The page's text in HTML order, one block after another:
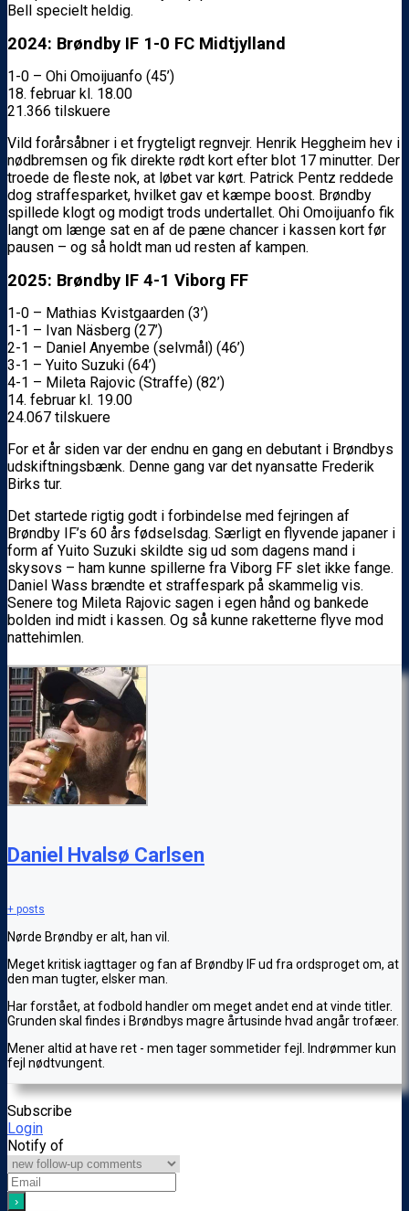
Bell specielt heldig.
2024: Brøndby IF 1-0 FC Midtjylland
1-0 – Ohi Omoijuanfo (45’)
18. februar kl. 18.00
21.366 tilskuere
Vild forårsåbner i et frygteligt regnvejr. Henrik Heggheim hev i
nødbremsen og fik direkte rødt kort efter blot 17 minutter. Der
troede de fleste nok, at løbet var kørt. Patrick Pentz reddede
dog straffesparket, hvilket gav et kæmpe boost. Brøndby
spillede klogt og modigt trods undertallet. Ohi Omoijuanfo fik
langt om længe sat en af de pæne chancer i kassen kort før
pausen – og så holdt man ud resten af kampen.
2025: Brøndby IF 4-1 Viborg FF
1-0 – Mathias Kvistgaarden (3’)
1-1 – Ivan Näsberg (27’)
2-1 – Daniel Anyembe (selvmål) (46’)
3-1 – Yuito Suzuki (64’)
4-1 – Mileta Rajovic (Straffe) (82’)
14. februar kl. 19.00
24.067 tilskuere
For et år siden var der endnu en gang en debutant i Brøndbys
udskiftningsbænk. Denne gang var det nyansatte Frederik
Birks tur.
Det startede rigtig godt i forbindelse med fejringen af
Brøndby IF’s 60 års fødselsdag. Særligt en flyvende japaner i
form af Yuito Suzuki skildte sig ud som dagens mand i
skysovs – ham kunne spillerne fra Viborg FF slet ikke fange.
Daniel Wass brændte et straffespark på skammelig vis.
Senere tog Mileta Rajovic sagen i egen hånd og bankede
bolden ind midt i kassen. Og så kunne raketterne flyve mod
nattehimlen.
Daniel Hvalsø Carlsen
+ posts
Nørde Brøndby er alt, han vil.
Meget kritisk iagttager og fan af Brøndby IF ud fra ordsproget om, at
den man tugter, elsker man.
Har forstået, at fodbold handler om meget andet end at vinde titler.
Grunden skal findes i Brøndbys magre årtusinde hvad angår trofæer.
Mener altid at have ret - men tager sommetider fejl. Indrømmer kun
fejl nødtvungent.
Subscribe
Login
Notify of